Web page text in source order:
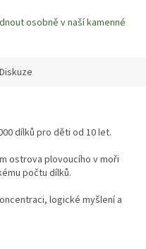
osobně v naší kamenné
Diskuze
dílků pro děti od 10 let.
ostrova plovoucího v moři
počtu dílků.
logické myšlení a